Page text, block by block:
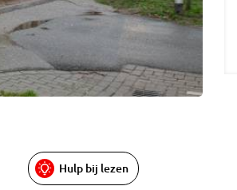
Hulp bij lezen